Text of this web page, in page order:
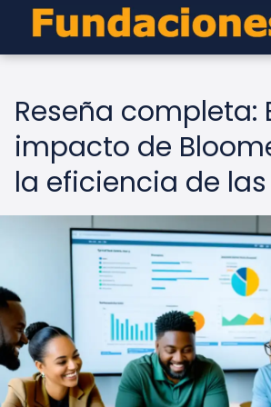
Reseña completa:
impacto de
la eficiencia de las